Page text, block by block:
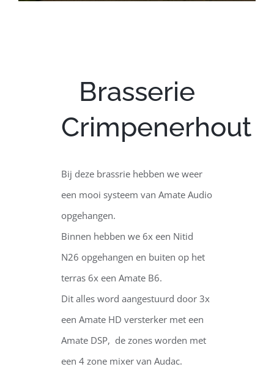
Brasserie
Crimpenerhout
Bij deze brassrie hebben we weer
een mooi systeem van Amate Audio
opgehangen.
Binnen hebben we 6x een Nitid
N26 opgehangen en buiten op het
terras 6x een Amate B6.
Dit alles word aangestuurd door 3x
een Amate HD versterker met een
Amate DSP, de zones worden met
een 4 zone mixer van Audac.